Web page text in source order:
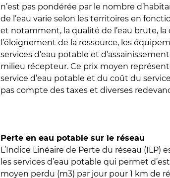
n’est pas pondérée par le nombre
de l’eau varie selon les territoires en
et notamment, la qualité de l’eau brute,
l’éloignement de la ressource, les
services d’eau potable et
milieu récepteur. Ce prix moyen
service d’eau potable et du coût du
pas compte des taxes et diverses
Perte en eau potable sur le réseau
L’Indice Linéaire de Perte du réseau (ILP)
les services d’eau potable qui permet
moyen perdu (m3) par jour pour 1 km de